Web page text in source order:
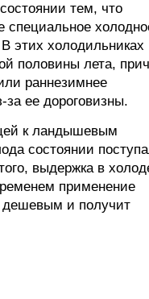
тем, что
специальное
этих холодильниках
половины лета,
раннезимнее
за ее дороговизны.
к ландышевым
состоянии
выдержка в
применение
дешевым и получит